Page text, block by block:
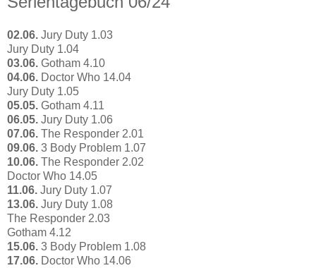
02.06. Jury Duty 1.03
Jury Duty 1.04
03.06. Gotham 4.10
04.06. Doctor Who 14.04
Jury Duty 1.05
05.05. Gotham 4.11
06.05. Jury Duty 1.06
07.06. The Responder 2.01
09.06. 3 Body Problem 1.07
10.06. The Responder 2.02
Doctor Who 14.05
11.06. Jury Duty 1.07
13.06. Jury Duty 1.08
The Responder 2.03
Gotham 4.12
15.06. 3 Body Problem 1.08
17.06. Doctor Who 14.06